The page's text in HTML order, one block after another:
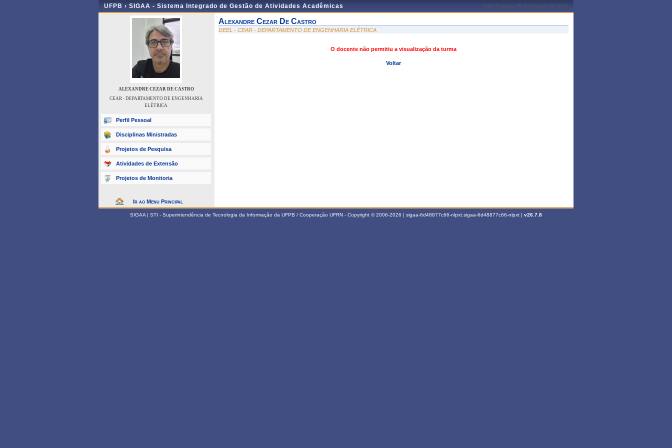
UFPB › SIGAA - Sistema Integrado de Gestão de Atividades Acadêmicas João Pessoa, 06 de Agosto de 2026
ALEXANDRE CEZAR DE CASTRO
CEAR - DEPARTAMENTO DE ENGENHARIA
ELÉTRICA
Perfil Pessoal
Disciplinas Ministradas
Projetos de Pesquisa
Atividades de Extensão
Projetos de Monitoria
Ir ao Menu Principal
Alexandre Cezar De Castro
DEEL - CEAR - DEPARTAMENTO DE ENGENHARIA ELÉTRICA
O docente não permitiu a visualização da turma
Voltar
SIGAA | STI - Superintendência de Tecnologia da Informação da UFPB / Cooperação UFRN - Copyright © 2006-2026 | sigaa-6d48877c66-nlpxt.sigaa-6d48877c66-nlpxt | v26.7.8